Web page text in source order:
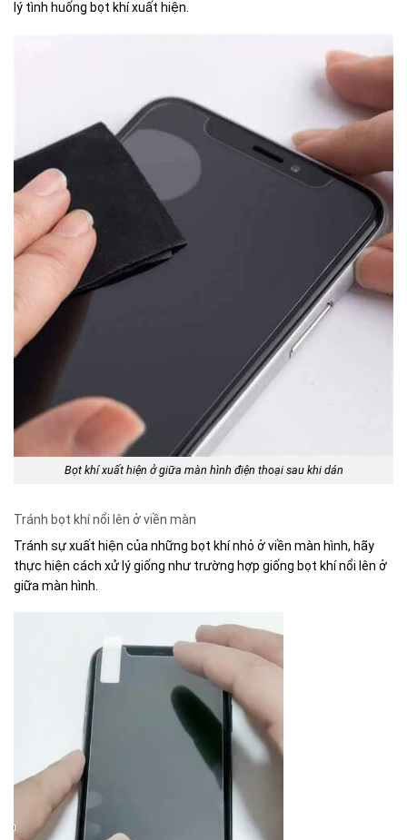
lý tình huống bọt khí xuất hiện.
Bọt khí xuất hiện ở giữa màn hình điện thoại sau khi dán
Tránh bọt khí nổi lên ở viền màn
Tránh sự xuất hiện của những bọt khí nhỏ ở viền màn hình, hãy
thực hiện cách xử lý giống như trường hợp giống bọt khí nổi lên ở
giữa màn hình.